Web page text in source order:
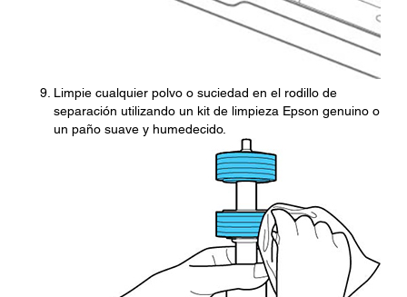
Limpie cualquier polvo o suciedad en el rodillo de
separación utilizando un kit de limpieza Epson genuino o
un paño suave y humedecido.